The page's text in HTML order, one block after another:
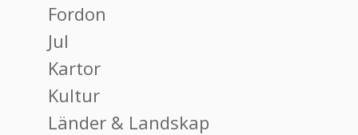
Fordon
Jul
Kartor
Kultur
Länder & Landskap